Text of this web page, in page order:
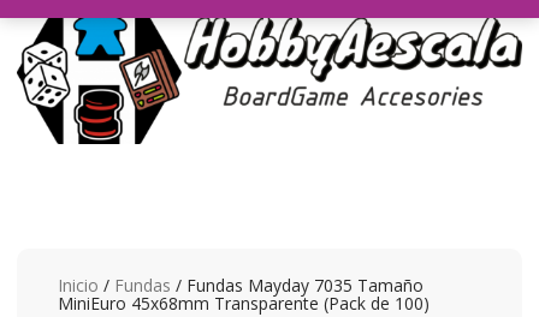
Inicio / Fundas / Fundas Mayday 7035 Tamaño
MiniEuro 45x68mm Transparente (Pack de 100)